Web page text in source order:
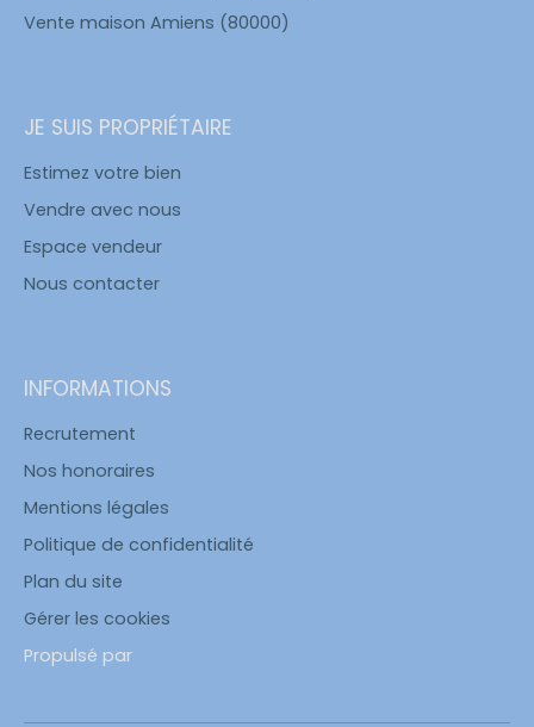
Vente maison Amiens (80000)
JE SUIS PROPRIÉTAIRE
Estimez votre bien
Vendre avec nous
Espace vendeur
Nous contacter
INFORMATIONS
Recrutement
Nos honoraires
Mentions légales
Politique de confidentialité
Plan du site
Gérer les cookies
Propulsé par